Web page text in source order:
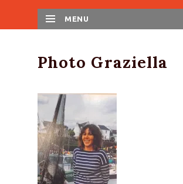
MENU
Photo Graziella